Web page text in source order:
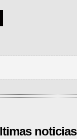
noticias